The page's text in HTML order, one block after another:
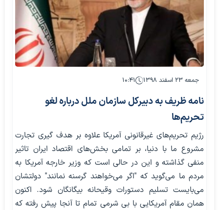
جمعه ۲۳ اسفند ۱۳۹۸ ۱۰:۴۱
نامه ظریف به دبیرکل سازمان ملل درباره لغو
تحریم‌ها
رژیم تحریم‌های غیرقانونی آمریکا علاوه بر هدف گیری تجارت
مشروع ما با دنیا، بر تمامی بخش‌های اقتصاد ایران تاثیر
منفی گذاشته و این در حالی است که وزیر خارجه آمریکا به
مردم ما می‌گوید که "اگر می‌خواهند گرسنه نمانند" دولتشان
می‌بایست تسلیم دستورات وقیحانه بیگانگان شود. اکنون
همان مقام آمریکایی با بی شرمی تمام تا آنجا پیش رفته که